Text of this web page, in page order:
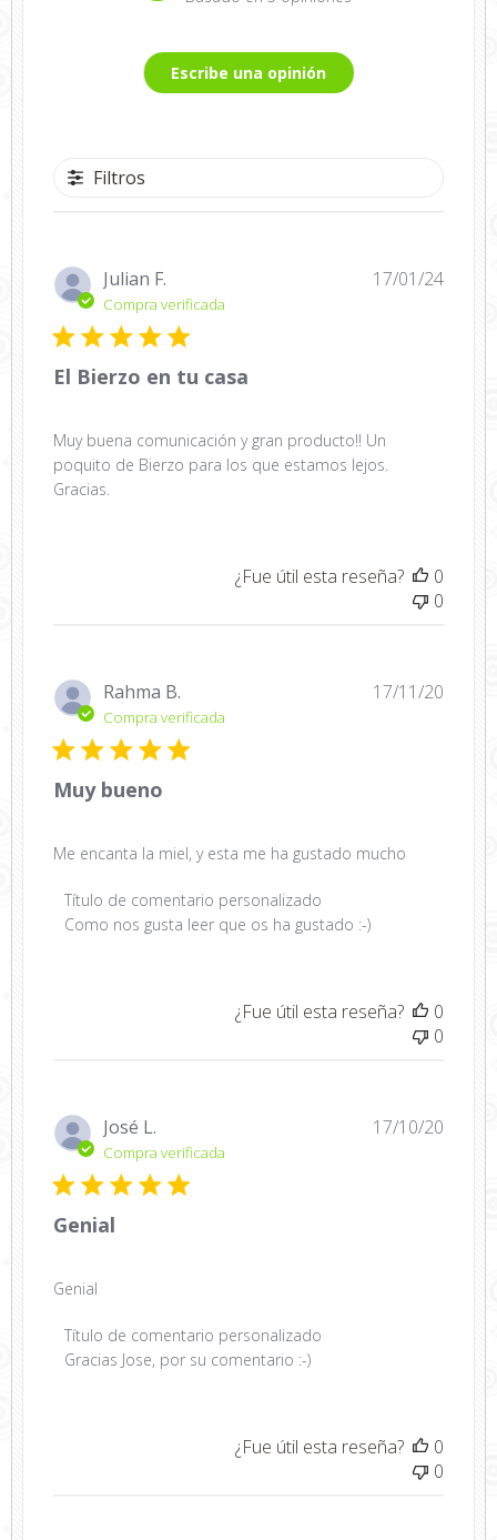
Escribe una opinión
Filtros
Julian F.
Compra verificada
El Bierzo en tu casa
Muy buena comunicación y gran producto!! Un
poquito de Bierzo para los que estamos lejos.
Gracias.
Fecha
17/01/24
¿Fue útil esta reseña?
0
0
Rahma B.
Compra verificada
Muy bueno
Me encanta la miel, y esta me ha gustado mucho
Comentarios
del
realizada
por
Título
de
comentario
personalizado
Tue
17
2020
Título de comentario personalizado
Como nos gusta leer que os ha gustado :-)
17/11/20
¿Fue útil esta reseña?
0
0
José L.
Compra verificada
Genial
Genial
Comentarios
del
Título de comentario personalizado
Gracias Jose, por su comentario :-)
17/10/20
¿Fue útil esta reseña?
0
0